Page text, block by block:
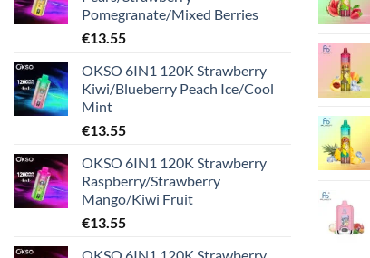
Pomegranate/Mixed Berries
€13.55
OKSO 6IN1 120K Strawberry
Kiwi/Blueberry Peach Ice/Cool
Mint
€13.55
OKSO 6IN1 120K Strawberry
Raspberry/Strawberry
Mango/Kiwi Fruit
€13.55